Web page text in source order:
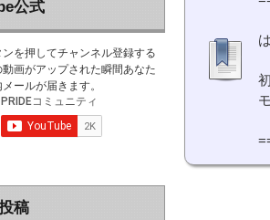
公式
を押してチャンネル登録する
動画がアップされた瞬間あなた
ールが届きます。
稿